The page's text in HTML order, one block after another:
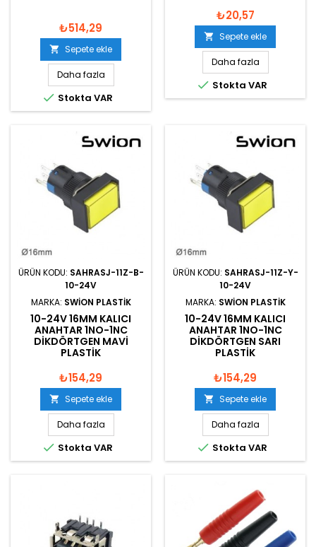
₺514,29
 Sepete ekle
Daha fazla
 Stokta VAR
₺20,57
 Sepete ekle
Daha fazla
 Stokta VAR
ÜRÜN KODU: SAHRASJ-11Z-B-
10-24V
MARKA: SWION PLASTIK
10-24V 16MM KALICI
ANAHTAR 1NO-1NC
DIKDÖRTGEN MAVI
PLASTIK
₺154,29
 Sepete ekle
Daha fazla
 Stokta VAR
ÜRÜN KODU: SAHRASJ-11Z-Y-
10-24V
MARKA: SWION PLASTIK
10-24V 16MM KALICI
ANAHTAR 1NO-1NC
DIKDÖRTGEN SARI
PLASTIK
₺154,29
 Sepete ekle
Daha fazla
 Stokta VAR